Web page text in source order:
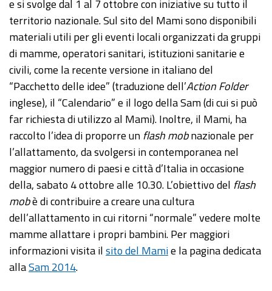
e si svolge dal 1 al 7 ottobre con iniziative su tutto il
territorio nazionale. Sul sito del Mami sono disponibili
materiali utili per gli eventi locali organizzati da gruppi
di mamme, operatori sanitari, istituzioni sanitarie e
civili, come la recente versione in italiano del
“Pacchetto delle idee” (traduzione dell’Action Folder
inglese), il “Calendario” e il logo della Sam (di cui si può
far richiesta di utilizzo al Mami). Inoltre, il Mami, ha
raccolto l’idea di proporre unflash mobnazionale per
l’allattamento, da svolgersi in contemporanea nel
maggior numero di paesi e città d’Italia in occasione
della, sabato 4 ottobre alle 10.30. L’obiettivo del flash
mobè di contribuire a creare una cultura
dell’allattamento in cui ritorni “normale” vedere molte
mamme allattare i propri bambini. Per maggiori
informazioni visita ilsito del Mamie la pagina dedicata
allaSam 2014.